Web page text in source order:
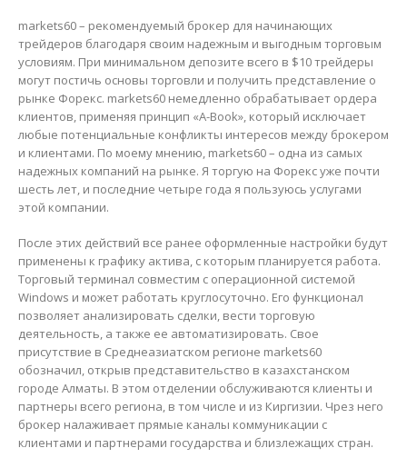
markets60 – рекомендуемый брокер для начинающих
трейдеров благодаря своим надежным и выгодным торговым
условиям. При минимальном депозите всего в $10 трейдеры
могут постичь основы торговли и получить представление о
рынке Форекс. markets60 немедленно обрабатывает ордера
клиентов, применяя принцип «A-Book», который исключает
любые потенциальные конфликты интересов между брокером
и клиентами. По моему мнению, markets60 – одна из самых
надежных компаний на рынке. Я торгую на Форекс уже почти
шесть лет, и последние четыре года я пользуюсь услугами
этой компании.
После этих действий все ранее оформленные настройки будут
применены к графику актива, с которым планируется работа.
Торговый терминал совместим с операционной системой
Windows и может работать круглосуточно. Его функционал
позволяет анализировать сделки, вести торговую
деятельность, а также ее автоматизировать. Свое
присутствие в Среднеазиатском регионе markets60
обозначил, открыв представительство в казахстанском
городе Алматы. В этом отделении обслуживаются клиенты и
партнеры всего региона, в том числе и из Киргизии. Чрез него
брокер налаживает прямые каналы коммуникации с
клиентами и партнерами государства и близлежащих стран.